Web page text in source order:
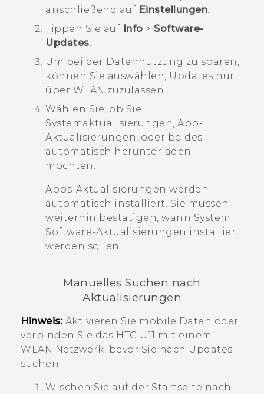
anschließend auf Einstellungen.
Tippen Sie auf Info > Software-
Updates.
Um bei der Datennutzung zu sparen,
können Sie auswählen, Updates nur
über WLAN zuzulassen.
Wählen Sie, ob Sie
Systemaktualisierungen, App-
Aktualisierungen, oder beides
automatisch herunterladen
möchten.
Apps-Aktualisierungen werden
automatisch installiert. Sie müssen
weiterhin bestätigen, wann System
Software-Aktualisierungen installiert
werden sollen.
Manuelles Suchen nach
Aktualisierungen
Hinweis:Aktivieren Sie mobile Daten oder
verbinden Sie das HTC U11 mit einem
WLAN Netzwerk, bevor Sie nach Updates
suchen.
Wischen Sie auf der Startseite nach